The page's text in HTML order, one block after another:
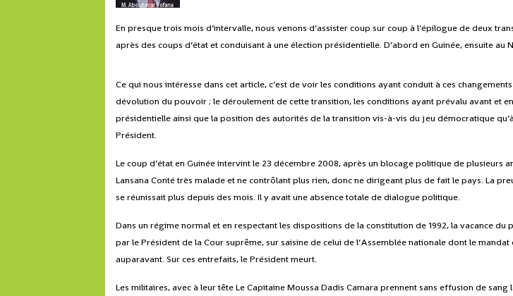
En presque trois mois d’intervalle, nous venons d’assister coup sur coup à l’épilogue de deux
après des coups d’état et conduisant à une élection présidentielle. D’abord en Guinée, ensuite au
Ce qui nous intéresse dans cet article, c’est de voir les conditions ayant conduit à ces
dévolution du pouvoir ; le déroulement de cette transition, les conditions ayant prévalu avant et
présidentielle ainsi que la position des autorités de la transition vis-à-vis du jeu démocratique
Président.
Le coup d’état en Guinée intervint le 23 décembre 2008, après un blocage politique de plusieurs
Lansana Conté très malade et ne contrôlant plus rien, donc ne dirigeant plus de fait le pays. La
se réunissait plus depuis des mois. Il y avait une absence totale de dialogue politique.
Dans un régime normal et en respectant les dispositions de la constitution de 1992, la vacance
par le Président de la Cour suprême, sur saisine de celui de l’Assemblée nationale dont le mandat
auparavant. Sur ces entrefaits, le Président meurt.
Les militaires, avec à leur tête Le Capitaine Moussa Dadis Camara prennent sans effusion de sang